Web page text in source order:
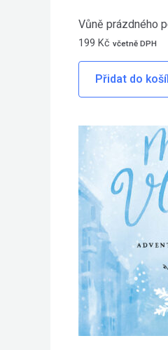
Vůně prázdného
199 Kč včetně DPH
Přidat do